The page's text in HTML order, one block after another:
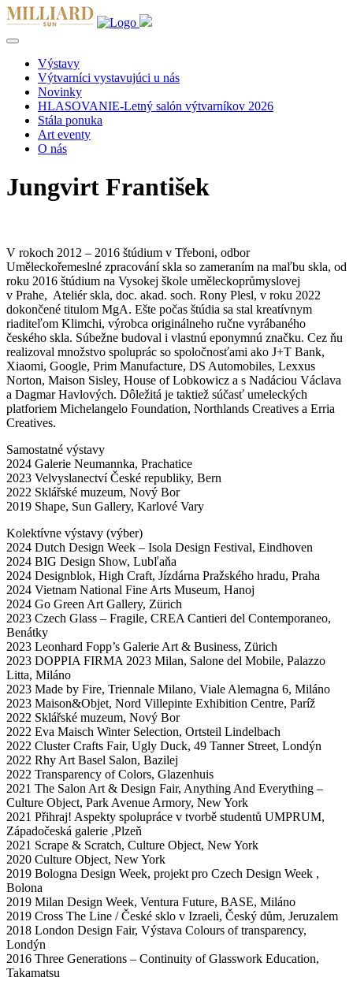
Výstavy
Výtvarníci vystavujúci u nás
Novinky
HLASOVANIE-Letný salón výtvarníkov 2026
Stála ponuka
Art eventy
O nás
Jungvirt František
V rokoch 2012 – 2016 štúdium v Třeboni, odbor
Uměleckořemeslné zpracování skla so zameraním na maľbu skla, od
roku 2016 štúdium na Vysokej škole uměleckoprůmyslovej
v Prahe, Ateliér skla, doc. akad. soch. Rony Plesl, v roku 2022
dokončené titulom MgA. Ešte počas štúdia sa stal kreatívnym
riaditeľom Klimchi, výrobca originálneho ručne vyrábaného
českého skla. Súbežne budoval i vlastnú eponymnú značku. Cez ňu
realizoval množstvo spoluprác so spoločnosťami ako J+T Bank,
Xiaomi, Google, Prim Manufacture, DS Automobiles, Lexxus
Norton, Maison Sisley, House of Lobkowicz a s Nadáciou Václava
a Dagmar Havlových. Dôležitá je taktiež súčasť umeleckých
platforiem Michelangelo Foundation, Northlands Creatives a Erria
Creatives.
Samostatné výstavy
2024 Galerie Neumannka, Prachatice
2023 Velvyslanectví České republiky, Bern
2022 Sklářské muzeum, Nový Bor
2019 Shape, Sun Gallery, Karlové Vary
Kolektívne výstavy (výber)
2024 Dutch Design Week – Isola Design Festival, Eindhoven
2024 BIG Design Show, Lubľaňa
2024 Designblok, High Craft, Jízdárna Pražského hradu, Praha
2024 Vietnam National Fine Arts Museum, Hanoj
2024 Go Green Art Gallery, Zürich
2023 Czech Glass – Fragile, CREA Cantieri del Contemporaneo,
Benátky
2023 Leonhard Fopp’s Galerie Art & Business, Zürich
2023 DOPPIA FIRMA 2023 Milan, Salone del Mobile, Palazzo
Litta, Miláno
2023 Made by Fire, Triennale Milano, Viale Alemagna 6, Miláno
2023 Maison&Objet, Nord Villepinte Exhibition Centre, Paríž
2022 Sklářské muzeum, Nový Bor
2022 Eva Maisch Winter Selection, Ortsteil Lindelbach
2022 Cluster Crafts Fair, Ugly Duck, 49 Tanner Street, Londýn
2022 Rhy Art Basel Salon, Bazilej
2022 Transparency of Colors, Glazenhuis
2021 The Salon Art & Design Fair, Anything And Everything –
Culture Object, Park Avenue Armory, New York
2021 Přihraj! Aspekty spolupráce v tvorbě studentů UMPRUM,
Západočeská galerie ,Plzeň
2021 Scrape & Scratch, Culture Object, New York
2020 Culture Object, New York
2019 Bologna Design Week, projekt pro Czech Design Week ,
Bolona
2019 Milan Design Week, Ventura Future, BASE, Miláno
2019 Cross The Line / České sklo v Izraeli, Český dům, Jeruzalem
2018 London Design Fair, Výstava Colours of transparency,
Londýn
2016 Three Generations – Continuity of Glasswork Education,
Takamatsu